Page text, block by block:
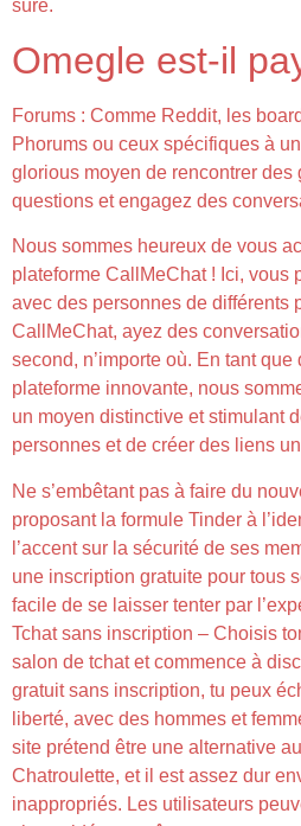
sûre.
Omegle est-il
Forums : Comme Reddit, les
Phorums ou ceux spécifiques à
glorious moyen de rencontrer des
questions et engagez des
Nous sommes heureux de vous
plateforme CallMeChat ! Ici, vous
avec des personnes de différents
CallMeChat, ayez des
second, n’importe où. En tant
plateforme innovante, nous
un moyen distinctive et stimulant
personnes et de créer des liens
Ne s’embêtant pas à faire du
proposant la formule Tinder à
l’accent sur la sécurité de ses
une inscription gratuite pour tous
facile de se laisser tenter par
Tchat sans inscription – Choisis
salon de tchat et commence à
gratuit sans inscription, tu peux
liberté, avec des hommes et
site prétend être une alternative
Chatroulette, et il est assez dur
inappropriés. Les utilisateurs